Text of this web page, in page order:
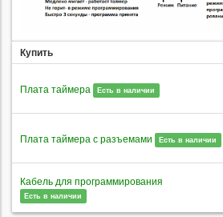
Купить
Плата таймера Есть в наличии
Плата таймера с разъемами Есть в наличии
Кабель для программирования
Есть в наличии